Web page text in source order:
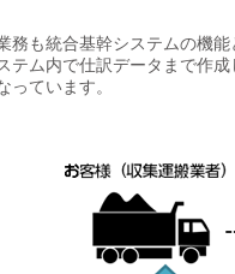
務も統合基幹システムの機能
テム内で仕訳データまで作
っています。